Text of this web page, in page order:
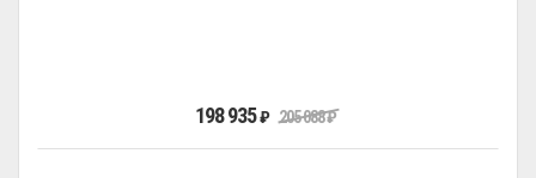
198 935₽ 205 088₽